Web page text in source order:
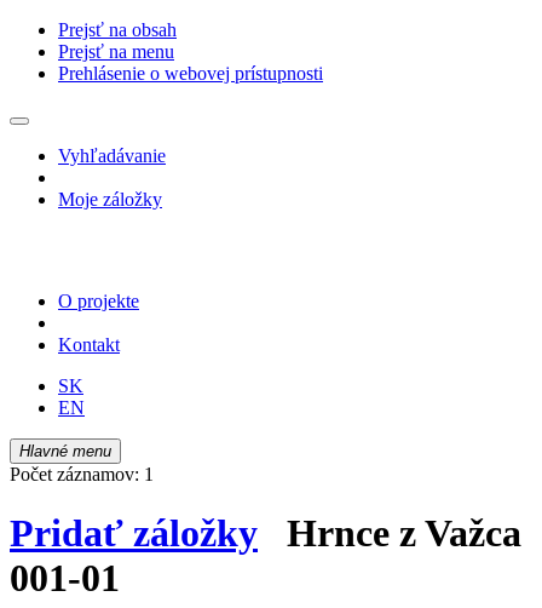
Prejsť na obsah
Prejsť na menu
Prehlásenie o webovej prístupnosti
Vyhľadávanie
Moje záložky
O projekte
Kontakt
SK
EN
Hlavné menu
Počet záznamov: 1
Pridať záložky Hrnce z Važca
001-01